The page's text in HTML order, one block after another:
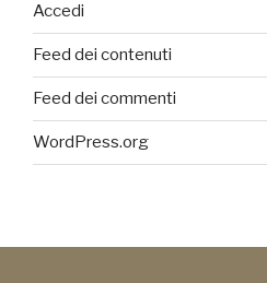
Accedi
Feed dei contenuti
Feed dei commenti
WordPress.org